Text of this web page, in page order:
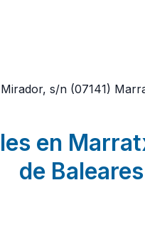
s/n (07141)
en
de Baleares